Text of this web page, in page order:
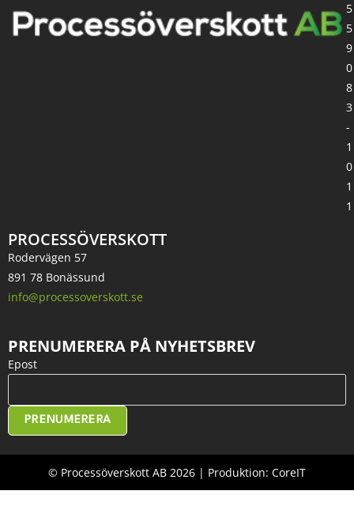
PROCESSÖVERSKOTT
Rodervägen 57
891 78 Bonässund
info@processoverskott.se
5
5
9
0
8
3
-
1
0
1
1
PRENUMERERA PÅ NYHETSBREV
Epost
PRENUMERERA
© Processöverskott AB 2026 | Produktion: CoreIT